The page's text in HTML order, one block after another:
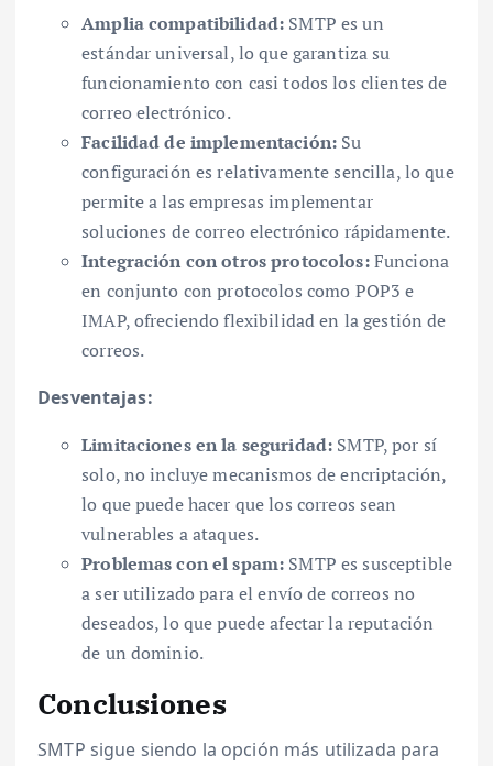
Amplia compatibilidad: SMTP es un
estándar universal, lo que garantiza su
funcionamiento con casi todos los clientes de
correo electrónico.
Facilidad de implementación: Su
configuración es relativamente sencilla, lo que
permite a las empresas implementar
soluciones de correo electrónico rápidamente.
Integración con otros protocolos:Funciona
en conjunto con protocolos como POP3 e
IMAP, ofreciendo flexibilidad en la gestión de
correos.
Desventajas:
Limitaciones en la seguridad: SMTP, por sí
solo, no incluye mecanismos de encriptación,
lo que puede hacer que los correos sean
vulnerables a ataques.
Problemas con el spam: SMTP es susceptible
a ser utilizado para el envío de correos no
deseados, lo que puede afectar la reputación
de un dominio.
Conclusiones
SMTP sigue siendo la opción más utilizada para